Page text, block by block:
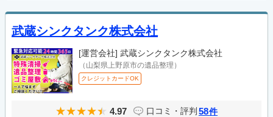
武蔵シンクタンク株式会社
[運営会社] 武蔵シンクタンク株式会社
（山梨県上野原市の遺品整理）
クレジットカードOK
4.97 口コミ・評判 58件